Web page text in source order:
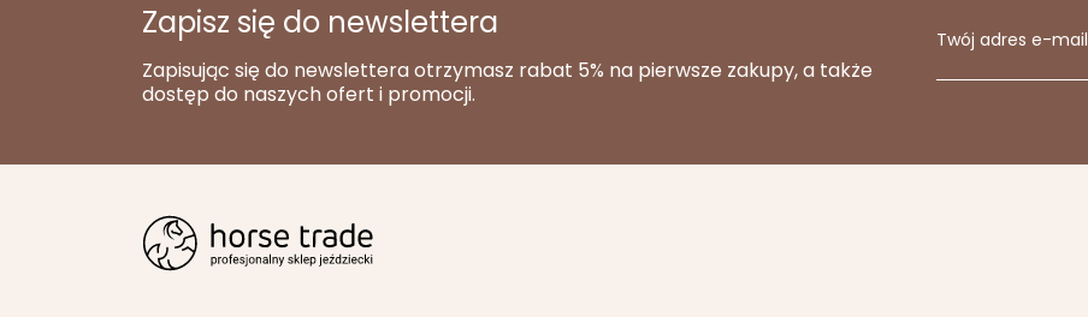
Zapisz się do newslettera
Zapisując się do newslettera otrzymasz rabat 5% na pierwsze zakupy, a także
dostęp do naszych ofert i promocji.
Twój adres e-mail